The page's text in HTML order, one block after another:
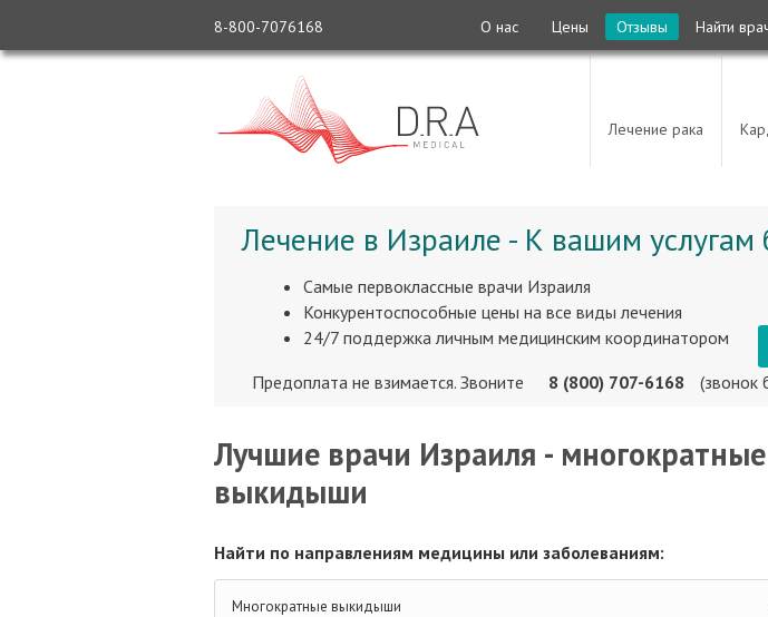
О нас Цены Отзывы Найти
8-800-7076168
Лечение рака
Лечение в Израиле - К вашим услугам
Самые первоклассные врачи Израиля
Конкурентоспособные цены на все виды лечения
24/7 поддержка личным медицинским координатором
Предоплата не взимается. Звоните
8 (800) 707-6168 (звонок
Лучшие врачи Израиля - многократные
выкидыши
Найти по направлениям медицины или заболеваниям:
Многократные выкидыши